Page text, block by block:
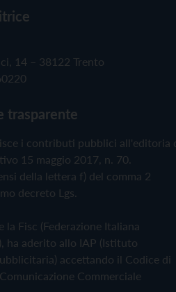
14 – 38122 Trento
trasparente
i contributi pubblici all'editoria
15 maggio 2017, n. 70.
della lettera f) del comma 2
decreto Lgs.
Fisc (Federazione Italiana
ha aderito allo IAP (Istituto
accettando il Codice di
Commerciale